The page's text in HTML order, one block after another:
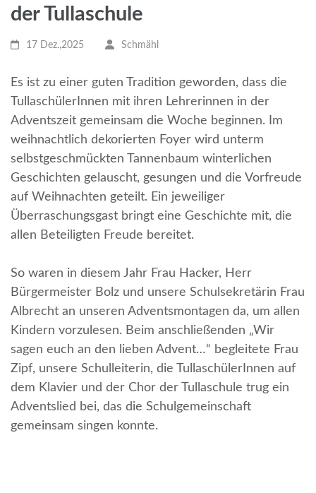
der Tullaschule
17 Dez.,2025 Schmähl
Es ist zu einer guten Tradition geworden, dass die
TullaschülerInnen mit ihren Lehrerinnen in der
Adventszeit gemeinsam die Woche beginnen. Im
weihnachtlich dekorierten Foyer wird unterm
selbstgeschmückten Tannenbaum winterlichen
Geschichten gelauscht, gesungen und die Vorfreude
auf Weihnachten geteilt. Ein jeweiliger
Überraschungsgast bringt eine Geschichte mit, die
allen Beteiligten Freude bereitet.
So waren in diesem Jahr Frau Hacker, Herr
Bürgermeister Bolz und unsere Schulsekretärin Frau
Albrecht an unseren Adventsmontagen da, um allen
Kindern vorzulesen. Beim anschließenden „Wir
sagen euch an den lieben Advent…“ begleitete Frau
Zipf, unsere Schulleiterin, die TullaschülerInnen auf
dem Klavier und der Chor der Tullaschule trug ein
Adventslied bei, das die Schulgemeinschaft
gemeinsam singen konnte.